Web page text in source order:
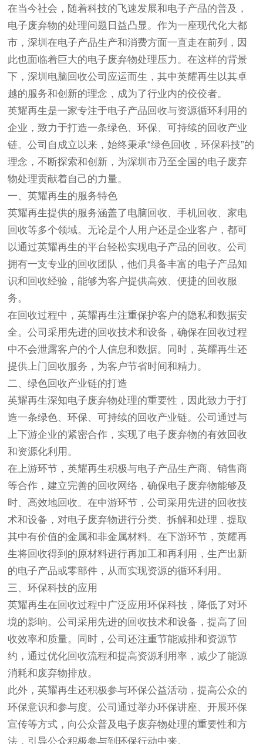
在当今社会，随着科技的飞速发展和电子产品的普及，
电子废弃物的处理问题日益凸显。作为一座现代化大都
市，深圳在电子产品生产和消费方面一直走在前列，因
此也面临着巨大的电子废弃物处理压力。在这样的背景
下，深圳电脑回收公司应运而生，其中英耀再生以其卓
越的服务和创新的理念，成为了行业内的佼佼者。
英耀再生是一家专注于电子产品回收与资源循环利用的
企业，致力于打造一条绿色、环保、可持续的回收产业
链。公司自成立以来，始终秉承“绿色回收，环保科技”的
理念，不断探索和创新，为深圳市乃至全国的电子废弃
物处理贡献着自己的力量。
一、英耀再生的服务特色
英耀再生提供的服务涵盖了电脑回收、手机回收、家电
回收等多个领域。无论是个人用户还是企业客户，都可
以通过英耀再生的平台轻松实现电子产品的回收。公司
拥有一支专业的回收团队，他们具备丰富的电子产品知
识和回收经验，能够为客户提供高效、便捷的回收服
务。
在回收过程中，英耀再生注重保护客户的隐私和数据安
全。公司采用先进的回收技术和设备，确保在回收过程
中不会泄露客户的个人信息和数据。同时，英耀再生还
提供上门回收服务，为客户节省时间和精力。
二、绿色回收产业链的打造
英耀再生深知电子废弃物处理的重要性，因此致力于打
造一条绿色、环保、可持续的回收产业链。公司通过与
上下游企业的紧密合作，实现了电子废弃物的有效回收
和资源化利用。
在上游环节，英耀再生积极与电子产品生产商、销售商
等合作，建立完善的回收网络，确保电子废弃物能够及
时、高效地回收。在中游环节，公司采用先进的回收技
术和设备，对电子废弃物进行分类、拆解和处理，提取
其中有价值的金属和非金属材料。在下游环节，英耀再
生将回收得到的原材料进行再加工和再利用，生产出新
的电子产品或零部件，从而实现资源的循环利用。
三、环保科技的应用
英耀再生在回收过程中广泛应用环保科技，降低了对环
境的影响。公司采用先进的回收技术和设备，提高了回
收效率和质量。同时，公司还注重节能减排和资源节
约，通过优化回收流程和提高资源利用率，减少了能源
消耗和废弃物排放。
此外，英耀再生还积极参与环保公益活动，提高公众的
环保意识和参与度。公司通过举办环保讲座、开展环保
宣传等方式，向公众普及电子废弃物处理的重要性和方
法，引导公众积极参与到环保行动中来。